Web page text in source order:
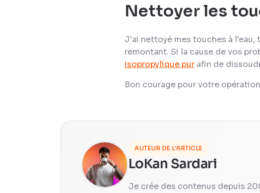
Nettoyer les
J'ai nettoyé mes touches à
remontant. Si la cause de vos
isopropylique pur afin de
Bon courage pour votre
AUTEUR DE L'ARTICLE
LoKan Sardari
Je crée des contenus depuis